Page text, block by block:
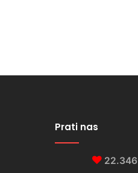
Prati nas
22.346